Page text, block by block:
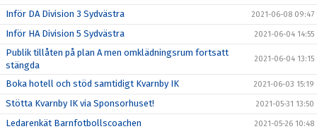
Inför DA Division 3 Sydvästra 2021-06-08 09:47
Inför HA Division 5 Sydvästra 2021-06-04 14:55
Publik tillåten på plan A men omklädningsrum fortsatt
stängda
2021-06-04 13:15
Boka hotell och stöd samtidigt Kvarnby IK 2021-06-03 15:19
Stötta Kvarnby IK via Sponsorhuset! 2021-05-31 13:50
Ledarenkät Barnfotbollscoachen 2021-05-26 10:48